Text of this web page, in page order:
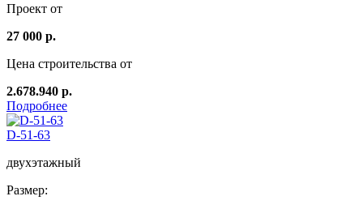
Проект от
27 000 р.
Цена строительства от
2.678.940 р.
Подробнее
D-51-63
двухэтажный
Размер: